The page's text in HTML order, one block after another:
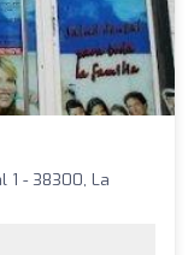
1 - 38300, La